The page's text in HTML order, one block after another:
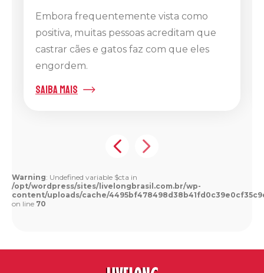
Embora frequentemente vista como
positiva, muitas pessoas acreditam que
castrar cães e gatos faz com que eles
engordem.
saiba mais
Warning: Undefined variable $cta in
/opt/wordpress/sites/livelongbrasil.com.br/wp-
content/uploads/cache/
on line 70